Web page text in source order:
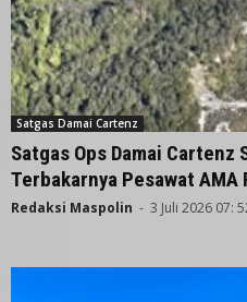
Satgas Damai Cartenz
Satgas Ops Damai
Terbakarnya Pesawat AMA
Redaksi Maspolin - 3 Juli 2026 07: